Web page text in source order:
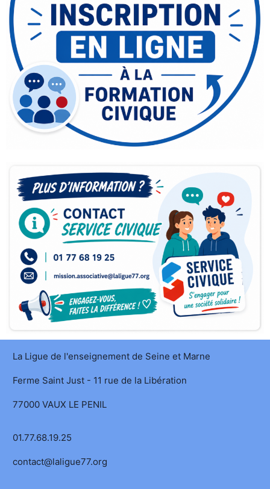
La Ligue de l'enseignement de Seine et Marne
Ferme Saint Just - 11 rue de la Libération
77000 VAUX LE PENIL
01.77.68.19.25
contact@laligue77.org